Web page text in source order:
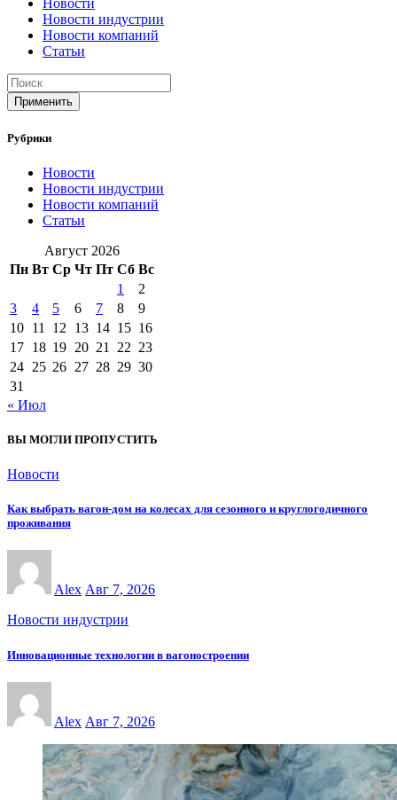
Новости
Новости индустрии
Новости компаний
Статьи
Применить
Рубрики
Новости
Новости индустрии
Новости компаний
Статьи
Август 2026
Пн Вт Ср Чт Пт Сб Вс
1
2
3
4 5 6 7 8
9
10 11 12 13 14 15 16
17 18 19 20 21 22 23
24 25 26 27 28 29 30
31
« Июл
ВЫ МОГЛИ ПРОПУСТИТЬ
Новости
Как выбрать вагон-дом на колесах для сезонного и круглогодичного
проживания
Alex Авг 7, 2026
Новости индустрии
Инновационные технологии в вагоностроении
Alex Авг 7, 2026